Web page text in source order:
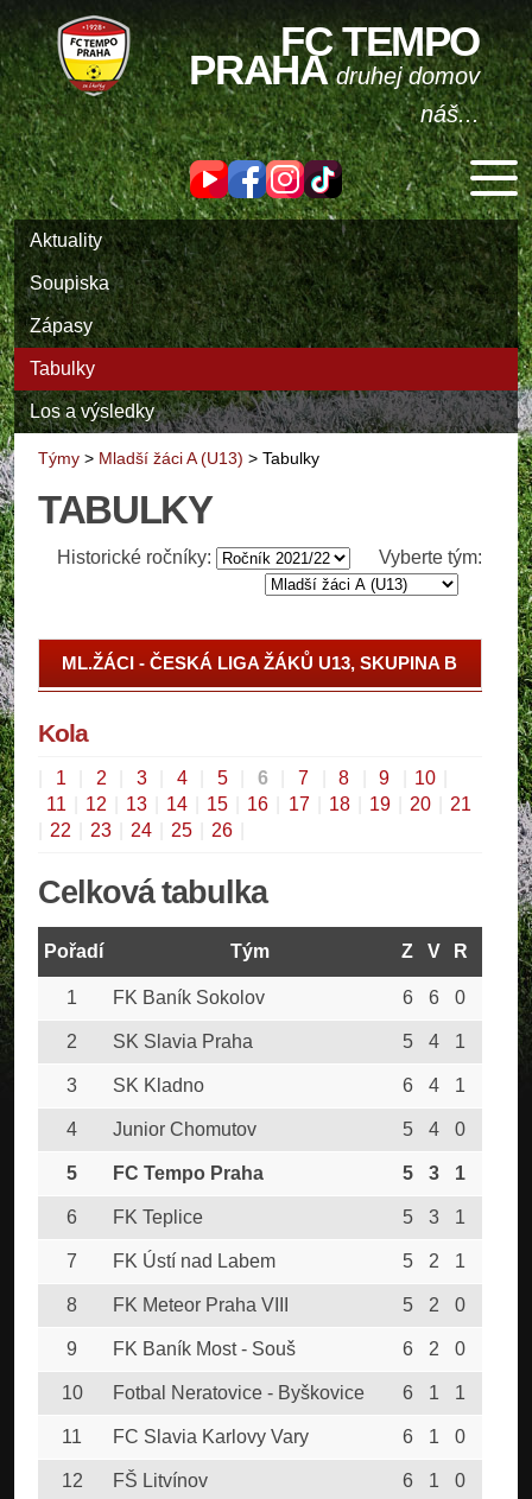
FC TEMPO
PRAHAdruhej domov
náš...
Aktuality
Soupiska
Zápasy
Tabulky
Los a výsledky
Týmy > Mladší žáci A (U13) > Tabulky
TABULKY
Historické ročníky: Vyberte tým:
ML.ŽÁCI - ČESKÁ LIGA ŽÁKŮ U13, SKUPINA B
Kola
1 2 3 4 5 6 7 8 9 10
11
12 13 14 15 16 17 18 19 20
21
22 23 24 25 26
Celková tabulka
Pořadí Tým Z V R
1 FK Baník Sokolov 6 6 0 63
2 SK Slavia Praha 5 4 1 42
3 SK Kladno 6 4 1
4 Junior Chomutov 5 4 0
5 FC Tempo Praha 5 3 1
6 FK Teplice 5 3 1
7 FK Ústí nad Labem 5 2 1
8 FK Meteor Praha VIII 5 2 0
9 FK Baník Most - Souš 6 2 0
10 Fotbal Neratovice - Byškovice 6 1 1
11 FC Slavia Karlovy Vary 6 1 0
12 FŠ Litvínov 6 1 0